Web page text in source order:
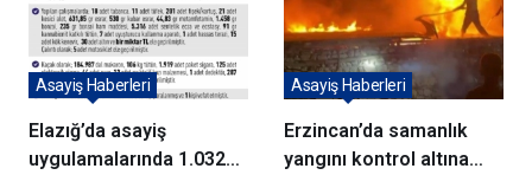
Elazığ’da asayiş
uygulamalarında 1.032
Asayiş Haberleri
Erzincan’da samanlık
yangını kontrol altına
Asayiş Haberleri